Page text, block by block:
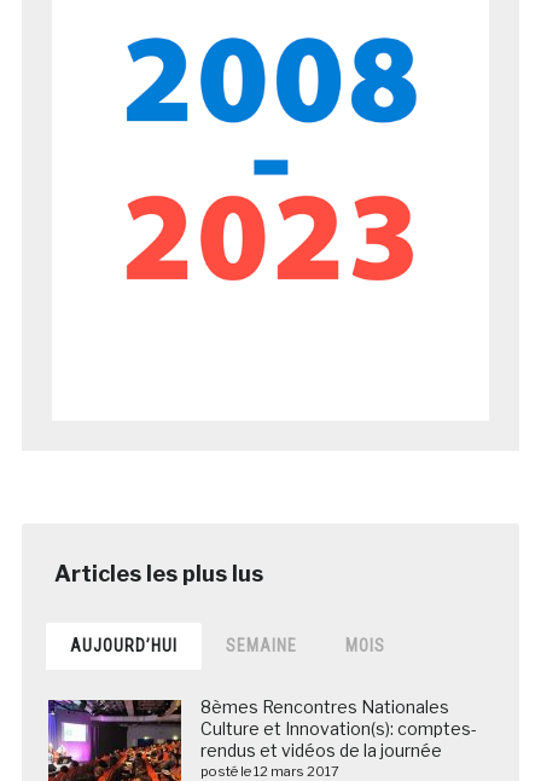
AUJOURD’HUI SEMAINE MOIS
8èmes Rencontres Nationales
Culture et Innovation(s): comptes-
rendus et vidéos de la journée
posté le 12 mars 2017